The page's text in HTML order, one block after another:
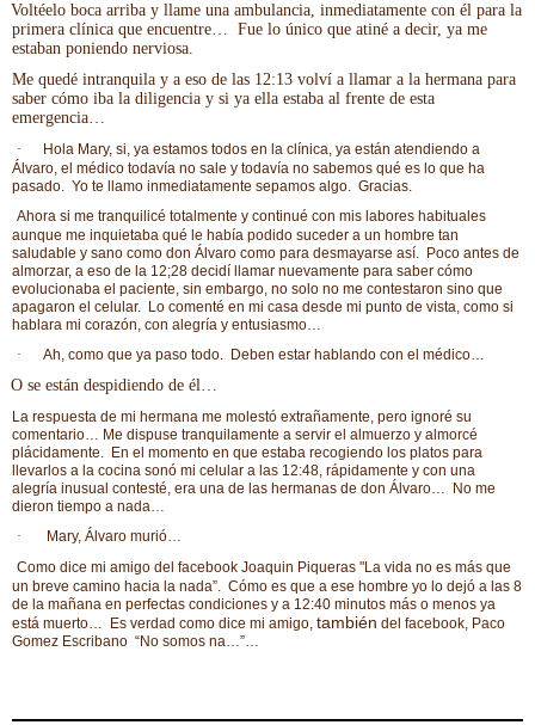
Voltéelo boca arriba y llame una ambulancia, inmediatamente con él para la
primera clínica que encuentre… Fue lo único que atiné a decir, ya me
estaban poniendo nerviosa.
Me quedé intranquila y a eso de las 12:13 volví a llamar a la hermana para
saber cómo iba la diligencia y si ya ella estaba al frente de esta
emergencia…
·
Hola Mary, si, ya estamos todos en la clínica, ya están atendiendo a
Álvaro, el médico todavía no sale y todavía no sabemos qué es lo que ha
pasado. Yo te llamo inmediatamente sepamos algo. Gracias.
Ahora si me tranquilicé totalmente y continué con mis labores habituales
aunque me inquietaba qué le había podido suceder a un hombre tan
saludable y sano como don Álvaro como para desmayarse así. Poco antes de
almorzar, a eso de la 12;28 decidí llamar nuevamente para saber cómo
evolucionaba el paciente, sin embargo, no solo no me contestaron sino que
apagaron el celular. Lo comenté en mi casa desde mi punto de vista, como si
hablara mi corazón, con alegría y entusiasmo…
·
Ah, como que ya paso todo. Deben estar hablando con el médico…
O se están despidiendo de él…
La respuesta de mi hermana me molestó extrañamente, pero ignoré su
comentario… Me dispuse tranquilamente a servir el almuerzo y almorcé
plácidamente. En el momento en que estaba recogiendo los platos para
llevarlos a la cocina sonó mi celular a las 12:48, rápidamente y con una
alegría inusual contesté, era una de las hermanas de don Álvaro…
No me
dieron tiempo a nada…
·
Mary, Álvaro murió…
Como dice mi amigo del facebook Joaquin Piqueras "La vida no es más que
un breve camino hacia la nada”. Cómo es que a ese hombre yo lo dejó a las 8
de la mañana en perfectas condiciones y a 12:40 minutos más o menos ya
está muerto…
Es verdad como dice mi amigo, también del facebook, Paco
Gomez Escribano “No somos na…”…